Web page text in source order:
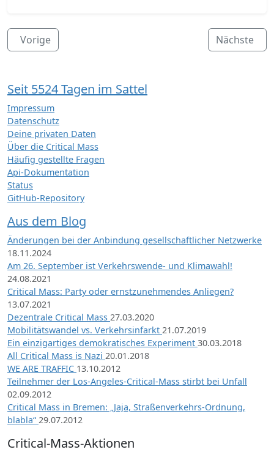
Vorige Nächste
Seit 5524 Tagen im Sattel
Impressum
Datenschutz
Deine privaten Daten
Über die Critical Mass
Häufig gestellte Fragen
Api-Dokumentation
Status
GitHub-Repository
Aus dem Blog
Änderungen bei der Anbindung gesellschaftlicher Netzwerke
18.11.2024
Am 26. September ist Verkehrswende- und Klimawahl!
24.08.2021
Critical Mass: Party oder ernstzunehmendes Anliegen?
13.07.2021
Dezentrale Critical Mass 27.03.2020
Mobilitätswandel vs. Verkehrsinfarkt 21.07.2019
Ein einzigartiges demokratisches Experiment 30.03.2018
All Critical Mass is Nazi 20.01.2018
WE ARE TRAFFIC 13.10.2012
Teilnehmer der Los-Angeles-Critical-Mass stirbt bei Unfall
02.09.2012
Critical Mass in Bremen: „Jaja, Straßenverkehrs-Ordnung,
blabla“ 29.07.2012
Critical-Mass-Aktionen